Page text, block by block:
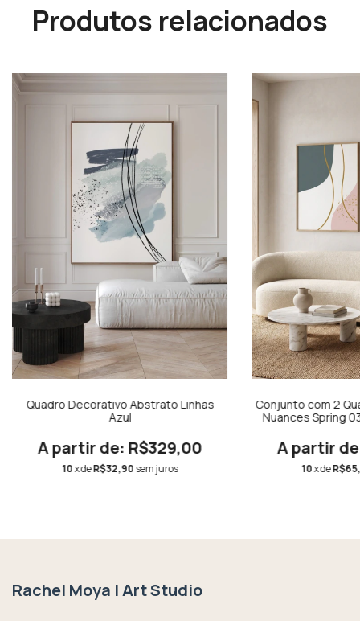
Produtos relacionados
Quadro Decorativo Abstrato Linhas
Azul
R$329,00
10x deR$32,90sem juros
Conjunto com 2
Nuances Spring
10x de
Rachel Moya | Art Studio